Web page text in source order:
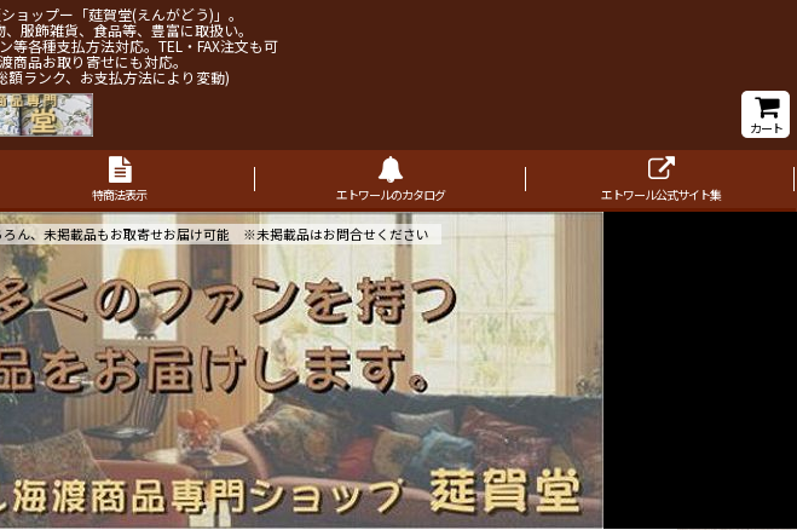
ョップー「莚賀堂(えんがどう)」。
服飾雑貨、食品等、豊富に取扱い。
等各種支払方法対応。TEL・FAX注文も可
商品お取り寄せにも対応。
額ランク、お支払方法により変動)
カート
特商法表示 エトワールのカタログ エトワール公式サイト集
ん、未掲載品もお取寄せお届け可能 ※未掲載品はお問合せください